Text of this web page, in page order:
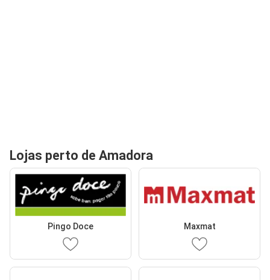
Lojas perto de Amadora
Pingo Doce Maxmat